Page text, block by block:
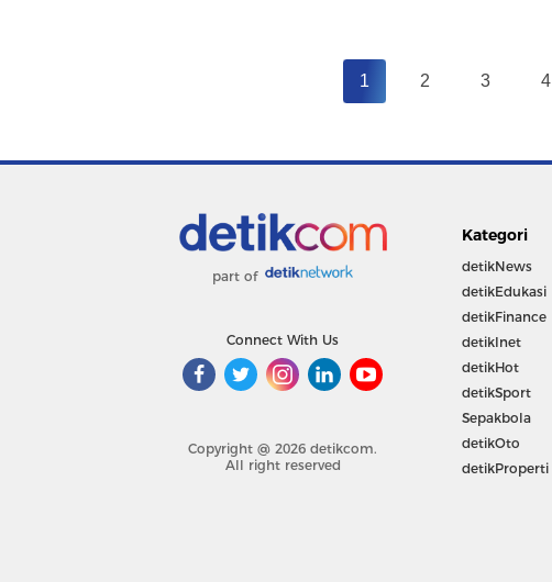
1 2 3 4
part of
Connect With Us
Copyright @ 2026 detikcom.
All right reserved
Kategori
detikNews
detikEdukasi
detikFinance
detikInet
detikHot
detikSport
Sepakbola
detikOto
detikProperti